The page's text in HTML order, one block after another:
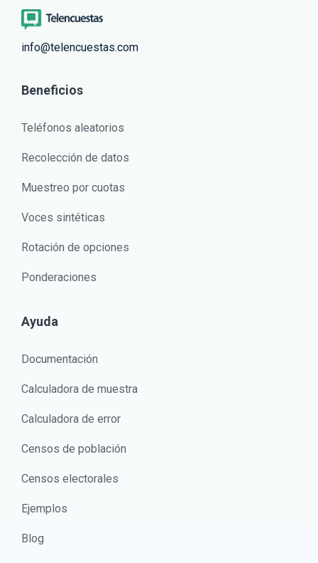
info@telencuestas.com
Beneficios
Teléfonos aleatorios
Recolección de datos
Muestreo por cuotas
Voces sintéticas
Rotación de opciones
Ponderaciones
Ayuda
Documentación
Calculadora de muestra
Calculadora de error
Censos de población
Censos electorales
Ejemplos
Blog